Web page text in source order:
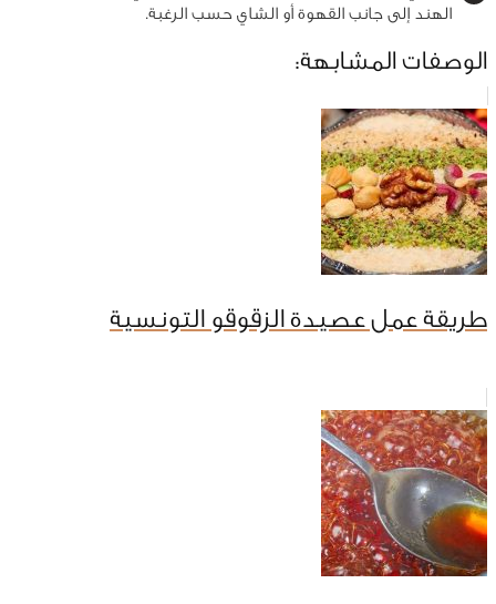
الهند إلى جانب القهوة أو الشاي حسب الرغبة.
الوصفات المشابهة:
طريقة عمل عصيدة الزقوقو التونسية